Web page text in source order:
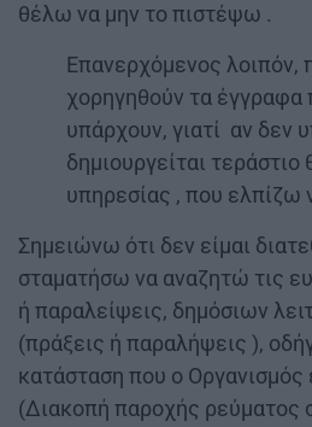
θέλω να μην το πιστέψω .
Επανερχόμενος λοιπόν,
χορηγηθούν τα έγγραφα
υπάρχουν, γιατί αν δεν
δημιουργείται τεράστιο
υπηρεσίας , που ελπίζω
Σημειώνω ότι δεν είμαι
σταματήσω να αναζητώ τις
ή παραλείψεις, δημόσιων
(πράξεις ή παραλήψεις ),
κατάσταση που ο Οργανισμός
(Διακοπή παροχής ρεύματος